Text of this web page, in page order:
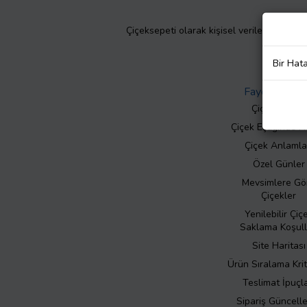
Çiçeksepeti olarak kişisel verilerinizin
Faydalı Bilgiler
Çiçek Bakımı
Çiçek Eşliğinde
Çiçek
Özel Günler
Mevsimlere
Çiçekler
Yenilebilir
Saklama
Site Haritası
Ürün Sıralama
Teslimat
Sipariş
Bir